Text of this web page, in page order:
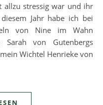
allzu stressig war und ihr
Jahr habe ich bei
von Nine im Wahn
von Gutenbergs
Wichtel Henrieke von